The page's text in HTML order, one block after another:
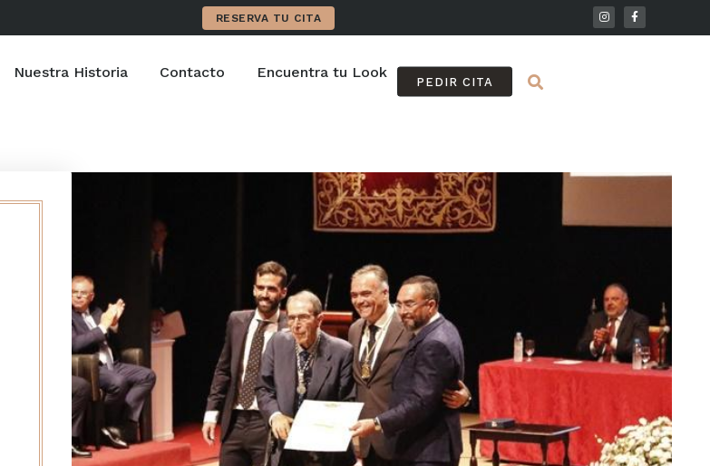
RESERVA TU CITA
Nuestra Historia Contacto Encuentra tu Look FAQ
PEDIR CITA